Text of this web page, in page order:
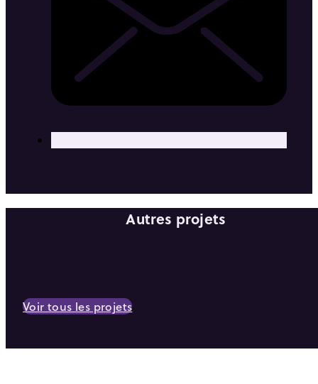
Autres projets
Voir tous les projets